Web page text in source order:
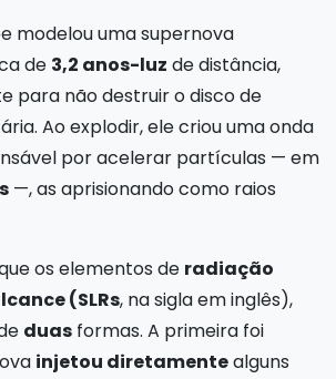
modelou uma supernova
de 3,2 anos-luz de distância,
para não destruir o disco de
Ao explodir, ele criou uma onda
por acelerar partículas — em
—, as aprisionando como raios
os elementos de radiação
(SLRs, na sigla em inglês),
duas formas. A primeira foi
injetou diretamentealguns